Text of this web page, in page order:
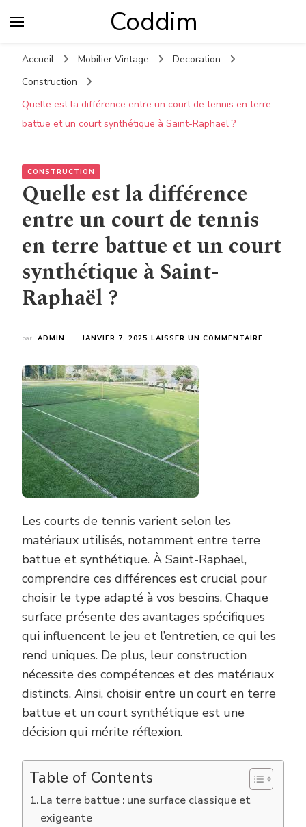
Coddim
Accueil Mobilier Vintage
Decoration
Construction
Quelle est la différence entre un court de tennis en terre
battue et un court synthétique à Saint-Raphaël ?
CONSTRUCTION
Quelle est la différence
entre un court de tennis
en terre battue et un court
synthétique à Saint-
Raphaël ?
par ADMIN JANVIER 7, 2025 LAISSER UN COMMENTAIRE
?
Les courts de tennis varient selon les
matériaux utilisés, notamment entre terre
battue et synthétique. À Saint-Raphaël,
comprendre ces différences est crucial pour
choisir le type adapté à vos besoins. Chaque
surface présente des avantages spécifiques
qui influencent le jeu et l’entretien, ce qui les
rend uniques. De plus, leur construction
nécessite des compétences et des matériaux
distincts. Ainsi, choisir entre un court en terre
battue et un court synthétique est une
décision qui mérite réflexion.
Table of Contents
La terre battue : une surface classique et
exigeante